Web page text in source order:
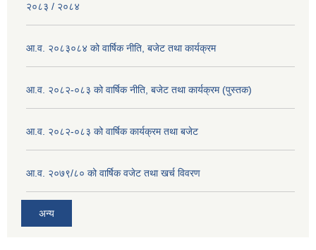
२०८३ / २०८४
आ.व. २०८३०८४ को वार्षिक नीति, बजेट तथा कार्यक्रम
आ.व. २०८२-०८३ को वार्षिक नीति, बजेट तथा कार्यक्रम (पुस्तक)
आ.व. २०८२-०८३ को वार्षिक कार्यक्रम तथा बजेट
आ.व. २०७९/८० को वार्षिक वजेट तथा खर्च विवरण
अन्य